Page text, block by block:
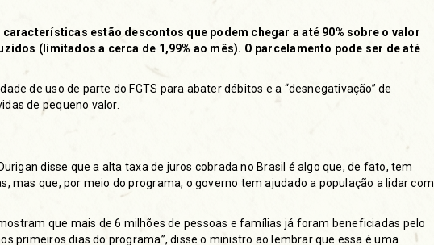
características estão descontos que podem chegar a até 90% sobre o valor
(limitados a cerca de 1,99% ao mês). O parcelamento pode ser de até
de uso de parte do FGTS para abater débitos e a “desnegativação” de
de pequeno valor.
disse que a alta taxa de juros cobrada no Brasil é algo que, de fato, tem
mas que, por meio do programa, o governo tem ajudado a população a lidar com
que mais de 6 milhões de pessoas e famílias já foram beneficiadas pelo
primeiros dias do programa”, disse o ministro ao lembrar que essa é uma